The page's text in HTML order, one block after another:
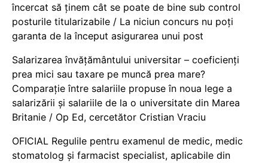
încercat să ținem cât se poate de bine sub control
posturile titularizabile / La niciun concurs nu poți
garanta de la început asigurarea unui post
Salarizarea învățământului universitar – coeficienți
prea mici sau taxare pe muncă prea mare?
Comparație între salariile propuse în noua lege a
salarizării și salariile de la o universitate din Marea
Britanie / Op Ed, cercetător Cristian Vraciu
OFICIAL Regulile pentru examenul de medic, medic
stomatolog și farmacist specialist, aplicabile din